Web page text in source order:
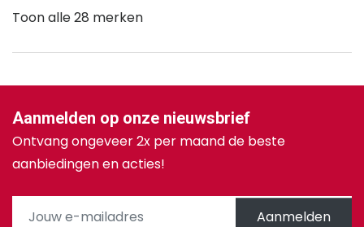
Toon alle 28 merken
Aanmelden op onze nieuwsbrief
Ontvang ongeveer 2x per maand de beste
aanbiedingen en acties!
Aanmelden